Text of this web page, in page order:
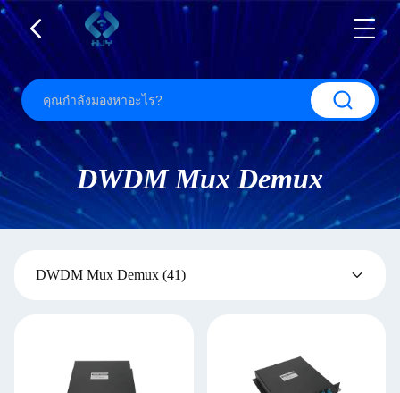
DWDM Mux Demux
DWDM Mux Demux (41)